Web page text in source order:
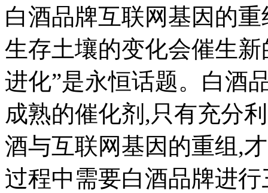
白酒品牌互联网基因的
生存土壤的变化会催生
进化”是永恒话题。白酒
成熟的催化剂,只有充分
酒与互联网基因的重组,
过程中需要白酒品牌进